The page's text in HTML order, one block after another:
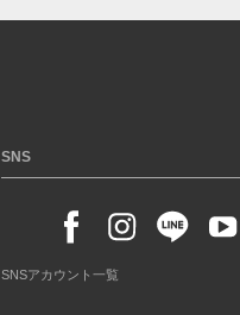
SNS
SNSアカウント一覧